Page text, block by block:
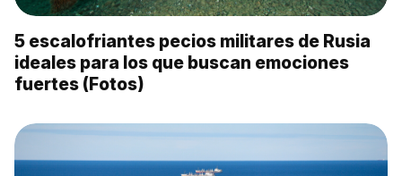
5 escalofriantes pecios militares de Rusia
ideales para los que buscan emociones
fuertes (Fotos)